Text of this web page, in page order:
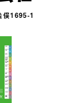
俣1695-1